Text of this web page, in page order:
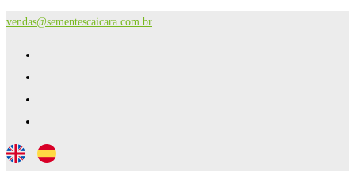
vendas@sementescaicara.com.br